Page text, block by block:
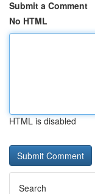
Submit a Comment
No HTML
HTML is disabled
Search